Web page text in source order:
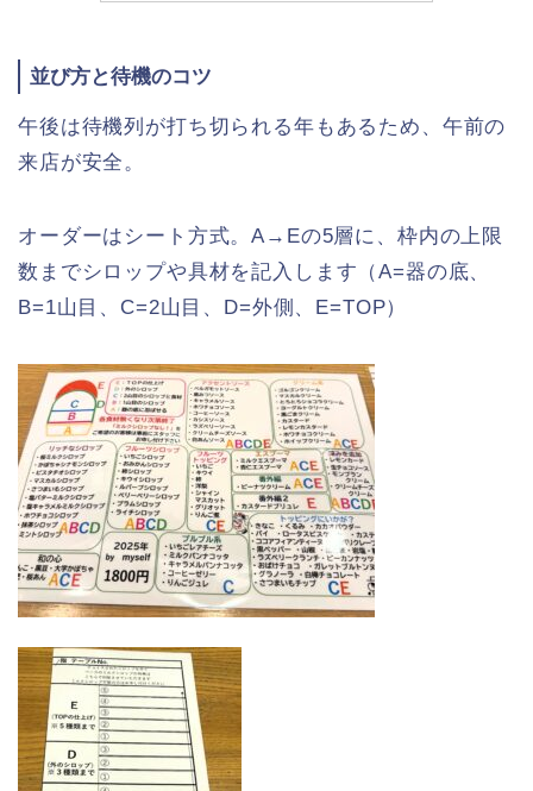
並び方と待機のコツ
午後は待機列が打ち切られる年もあるため、午前の
来店が安全。
オーダーはシート方式。A→Eの5層に、枠内の上限
数までシロップや具材を記入します（A=器の底、
B=1山目、C=2山目、D=外側、E=TOP）